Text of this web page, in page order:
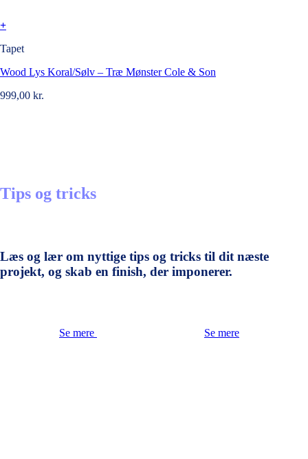
+
Tapet
Wood Lys Koral/Sølv – Træ Mønster Cole & Son
999,00 kr.
Tips og tricks
Læs og lær om nyttige tips og tricks til dit næste
projekt, og skab en finish, der imponerer.
Se mere Se mere